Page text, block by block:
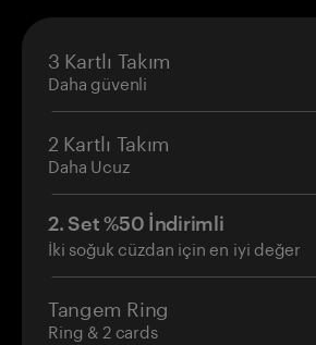
3 Kartlı Takım
Daha güvenli
2 Kartlı Takım
Daha Ucuz
2. Set %50 İndirimli
İki soğuk cüzdan için en iyi değer
Tangem Ring
Ring & 2 cards